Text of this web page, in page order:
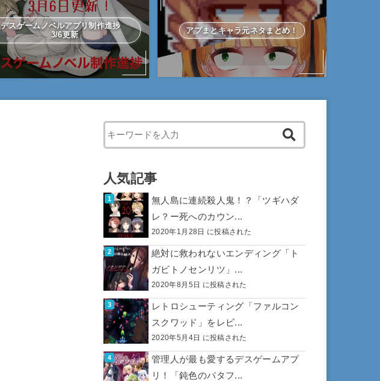
デスゲームノベルアプリ制作進捗
3/6更新
アプまとキャラ元ネタまとめ！
When autocomplete results are available use up and down
人気記事
無人島に連続殺人鬼！？「ツギハダ
レ？ー死へのカウン...
2020年1月28日 に投稿された
絶対に救われないエンディング「ト
ガビトノセンリツ」...
2020年8月5日 に投稿された
レトロシューティング「ファルコン
スクワッド」をレビ...
2020年5月4日 に投稿された
管理人が最も愛するデスゲームアプ
リ！「鈍色のバタフ...